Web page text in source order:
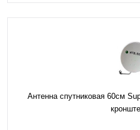
Антенна спутниковая 60см